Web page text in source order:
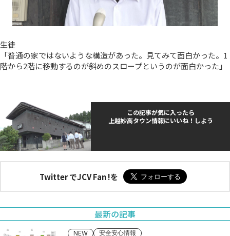
生徒
「普通の家ではないような構造があった。見てみて面白かった。1
階から2階に移動するのが斜めのスロープというのが面白かった」
この記事が気に入ったら
上越妙高タウン情報にいいね！しよう
Twitter でJCV Fan !を
最新の記事
NEW 安全安心情報